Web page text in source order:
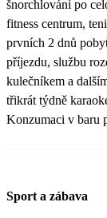
šnorchlování po
fitness centrum,
prvních 2 dnů
příjezdu, službu
kulečníkem a
třikrát týdně
Konzumaci v baru
Sport a zábava